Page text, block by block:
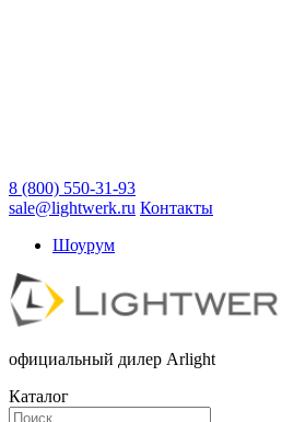
8 (800) 550-31-93
sale@lightwerk.ru Контакты
Шоурум
официальный дилер Arlight
Каталог